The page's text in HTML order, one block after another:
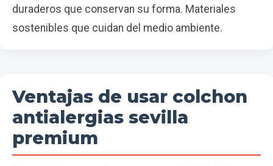
duraderos que conservan su forma. Materiales
sostenibles que cuidan del medio ambiente.
Ventajas de usar colchon
antialergias sevilla
premium